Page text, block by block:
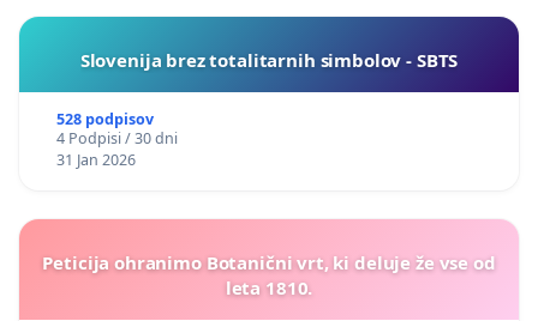
Slovenija brez totalitarnih simbolov - SBTS
528 podpisov
4 Podpisi / 30 dni
31 Jan 2026
Peticija ohranimo Botanični vrt, ki deluje že vse od
leta 1810.